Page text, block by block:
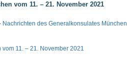
vom 11. – 21. November 2021
Nachrichten des Generalkonsulates München
11. – 21. November 2021